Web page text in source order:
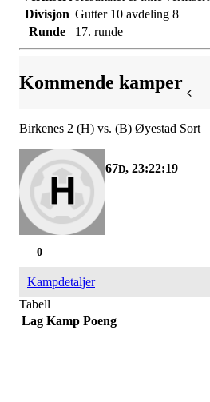
Divisjon Gutter 10 avdeling 8
Runde
17. runde
Kommende kamper
Birkenes 2 (H) vs. (B) Øyestad Sort
67D, 23:22:19
0
Kampdetaljer
Tabell
Lag Kamp Poeng